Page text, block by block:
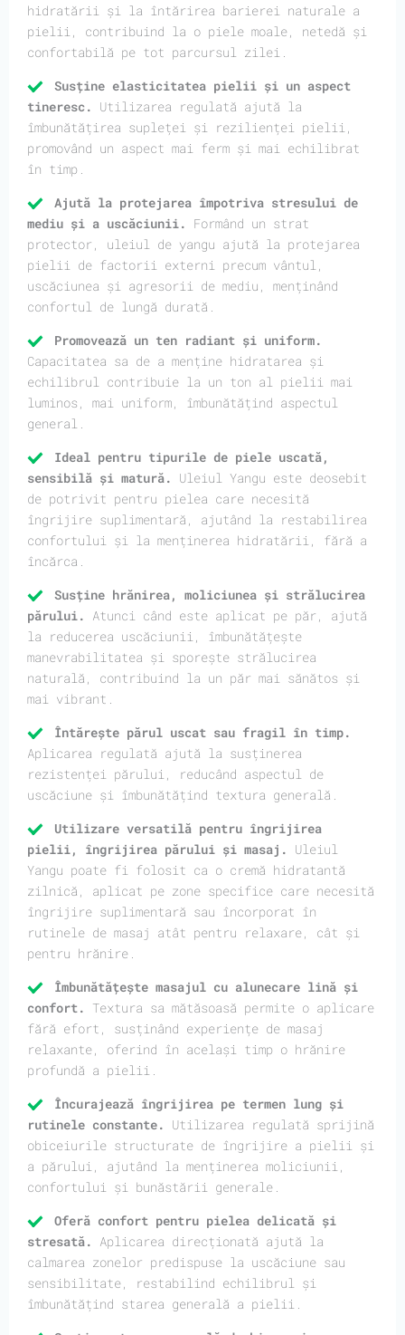
hidratării și la întărirea barierei naturale a
pielii, contribuind la o piele moale, netedă și
confortabilă pe tot parcursul zilei.
Susține elasticitatea pielii și un aspect
tineresc. Utilizarea regulată ajută la
îmbunătățirea supleței și rezilienței pielii,
promovând un aspect mai ferm și mai echilibrat
în timp.
Ajută la protejarea împotriva stresului de
mediu și a uscăciunii. Formând un strat
protector, uleiul de yangu ajută la protejarea
pielii de factorii externi precum vântul,
uscăciunea și agresorii de mediu, menținând
confortul de lungă durată.
Promovează un ten radiant și uniform.
Capacitatea sa de a menține hidratarea și
echilibrul contribuie la un ton al pielii mai
luminos, mai uniform, îmbunătățind aspectul
general.
Ideal pentru tipurile de piele uscată,
sensibilă și matură. Uleiul Yangu este deosebit
de potrivit pentru pielea care necesită
îngrijire suplimentară, ajutând la restabilirea
confortului și la menținerea hidratării, fără a
încărca.
Susține hrănirea, moliciunea și strălucirea
părului. Atunci când este aplicat pe păr, ajută
la reducerea uscăciunii, îmbunătățește
manevrabilitatea și sporește strălucirea
naturală, contribuind la un păr mai sănătos și
mai vibrant.
Întărește părul uscat sau fragil în timp.
Aplicarea regulată ajută la susținerea
rezistenței părului, reducând aspectul de
uscăciune și îmbunătățind textura generală.
Utilizare versatilă pentru îngrijirea
pielii, îngrijirea părului și masaj. Uleiul
Yangu poate fi folosit ca o cremă hidratantă
zilnică, aplicat pe zone specifice care necesită
îngrijire suplimentară sau încorporat în
rutinele de masaj atât pentru relaxare, cât și
pentru hrănire.
Îmbunătățește masajul cu alunecare lină și
confort. Textura sa mătăsoasă permite o aplicare
fără efort, susținând experiențe de masaj
relaxante, oferind în același timp o hrănire
profundă a pielii.
Încurajează îngrijirea pe termen lung și
rutinele constante. Utilizarea regulată sprijină
obiceiurile structurate de îngrijire a pielii și
a părului, ajutând la menținerea moliciunii,
confortului și bunăstării generale.
Oferă confort pentru pielea delicată și
stresată. Aplicarea direcționată ajută la
calmarea zonelor predispuse la uscăciune sau
sensibilitate, restabilind echilibrul și
îmbunătățind starea generală a pielii.